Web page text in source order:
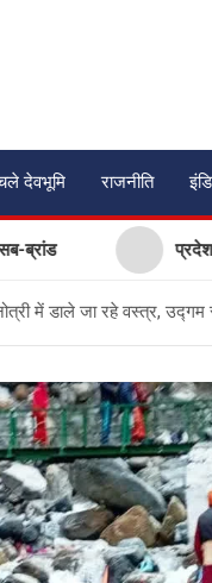
देवभूमि राजनीति
प्रदेश में नकली
में डाले जा रहे वस्त्र,